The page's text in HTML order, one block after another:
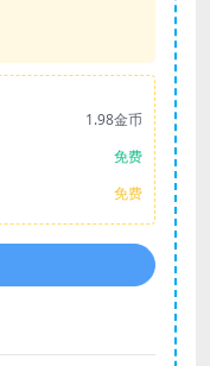
1.98金币
免费
免费